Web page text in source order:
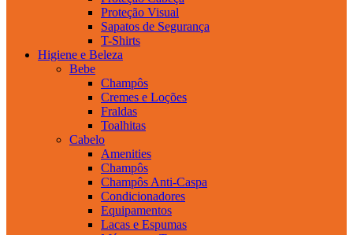
Proteção Visual
Sapatos de Segurança
T-Shirts
Higiene e Beleza
Bebe
Champôs
Cremes e Loções
Fraldas
Toalhitas
Cabelo
Amenities
Champôs
Champôs Anti-Caspa
Condicionadores
Equipamentos
Lacas e Espumas